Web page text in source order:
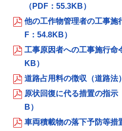
（PDF：55.3KB）
他の工作物管理者の工事施
F：54.8KB）
工事原因者への工事施行命
KB）
道路占用料の徴収（道路法
原状回復に代る措置の指
B）
車両積載物の落下予防等措